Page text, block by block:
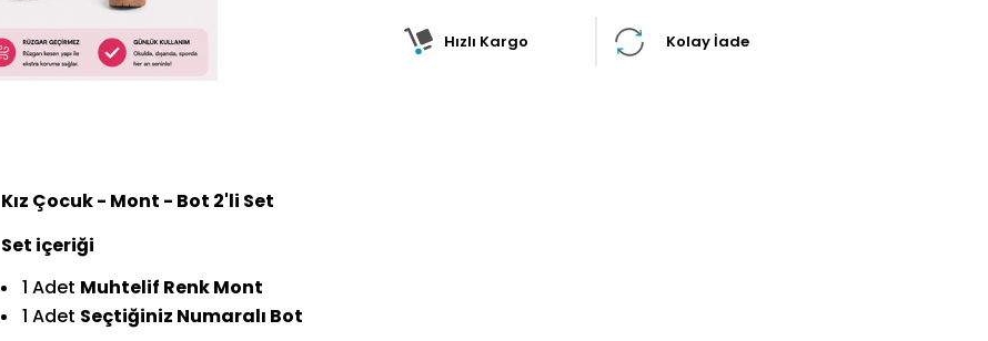
Hızlı Kargo Kolay İade
Kız Çocuk - Mont - Bot 2'li Set
Set içeriği
1 Adet Muhtelif Renk Mont
1 Adet Seçtiğiniz Numaralı Bot